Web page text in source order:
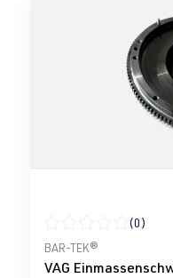
Durchschnittliche
(0)
BAR-TEK®
VAG